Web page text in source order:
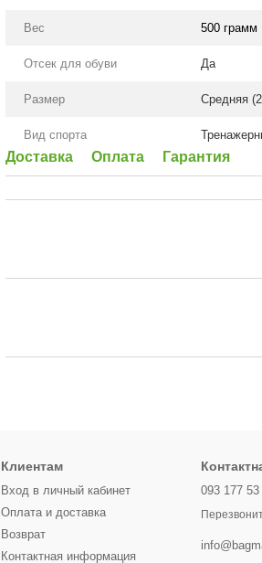
Вес 500 грамм
Отсек для обуви Да
Размер Средняя
Вид спорта
Доставка Оплата Гарантия
Клиентам
Вход в личный кабинет
Оплата и доставка
Возврат
Контактная информация
093 177 53